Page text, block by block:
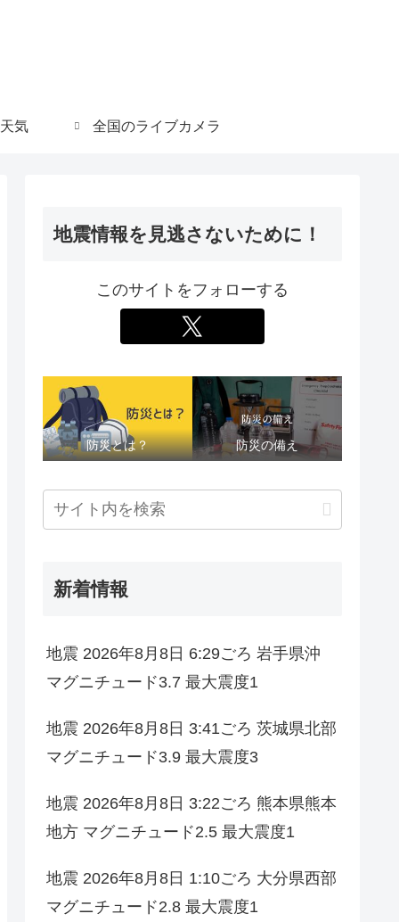
天気 全国のライブカメラ
地震情報を見逃さないために！
このサイトをフォローする
防災とは？ 防災の備え
新着情報
地震 2026年8月8日 6:29ごろ 岩手県沖
マグニチュード3.7 最大震度1
地震 2026年8月8日 3:41ごろ 茨城県北部
マグニチュード3.9 最大震度3
地震 2026年8月8日 3:22ごろ 熊本県熊本
地方 マグニチュード2.5 最大震度1
地震 2026年8月8日 1:10ごろ 大分県西部
マグニチュード2.8 最大震度1